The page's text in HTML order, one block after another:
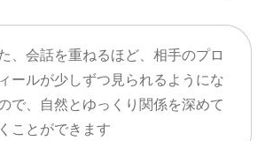
、会話を重ねるほど、相手のプロ
ールが少しずつ見られるようにな
で、自然とゆっくり関係を深めて
ことができます